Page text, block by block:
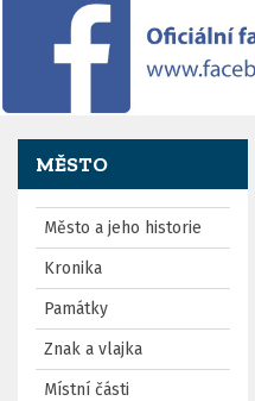
MĚSTO
Město a jeho historie
Kronika
Památky
Znak a vlajka
Místní části